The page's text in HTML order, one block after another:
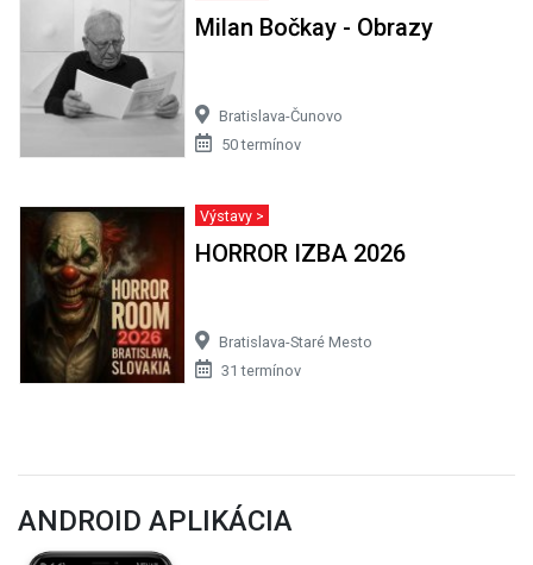
Milan Bočkay - Obrazy
Bratislava-Čunovo
50 termínov
Výstavy >
HORROR IZBA 2026
Bratislava-Staré Mesto
31 termínov
ANDROID APLIKÁCIA